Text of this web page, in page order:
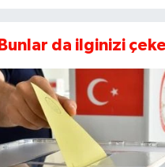
Bunlar da ilginizi